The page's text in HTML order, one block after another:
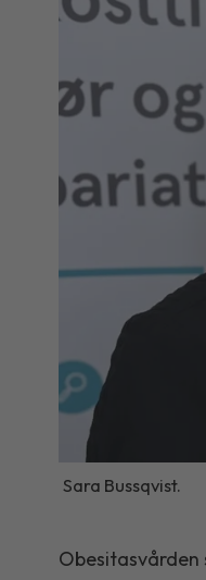
Sara Bussqvist.